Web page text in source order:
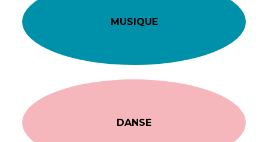
MUSIQUE
DANSE